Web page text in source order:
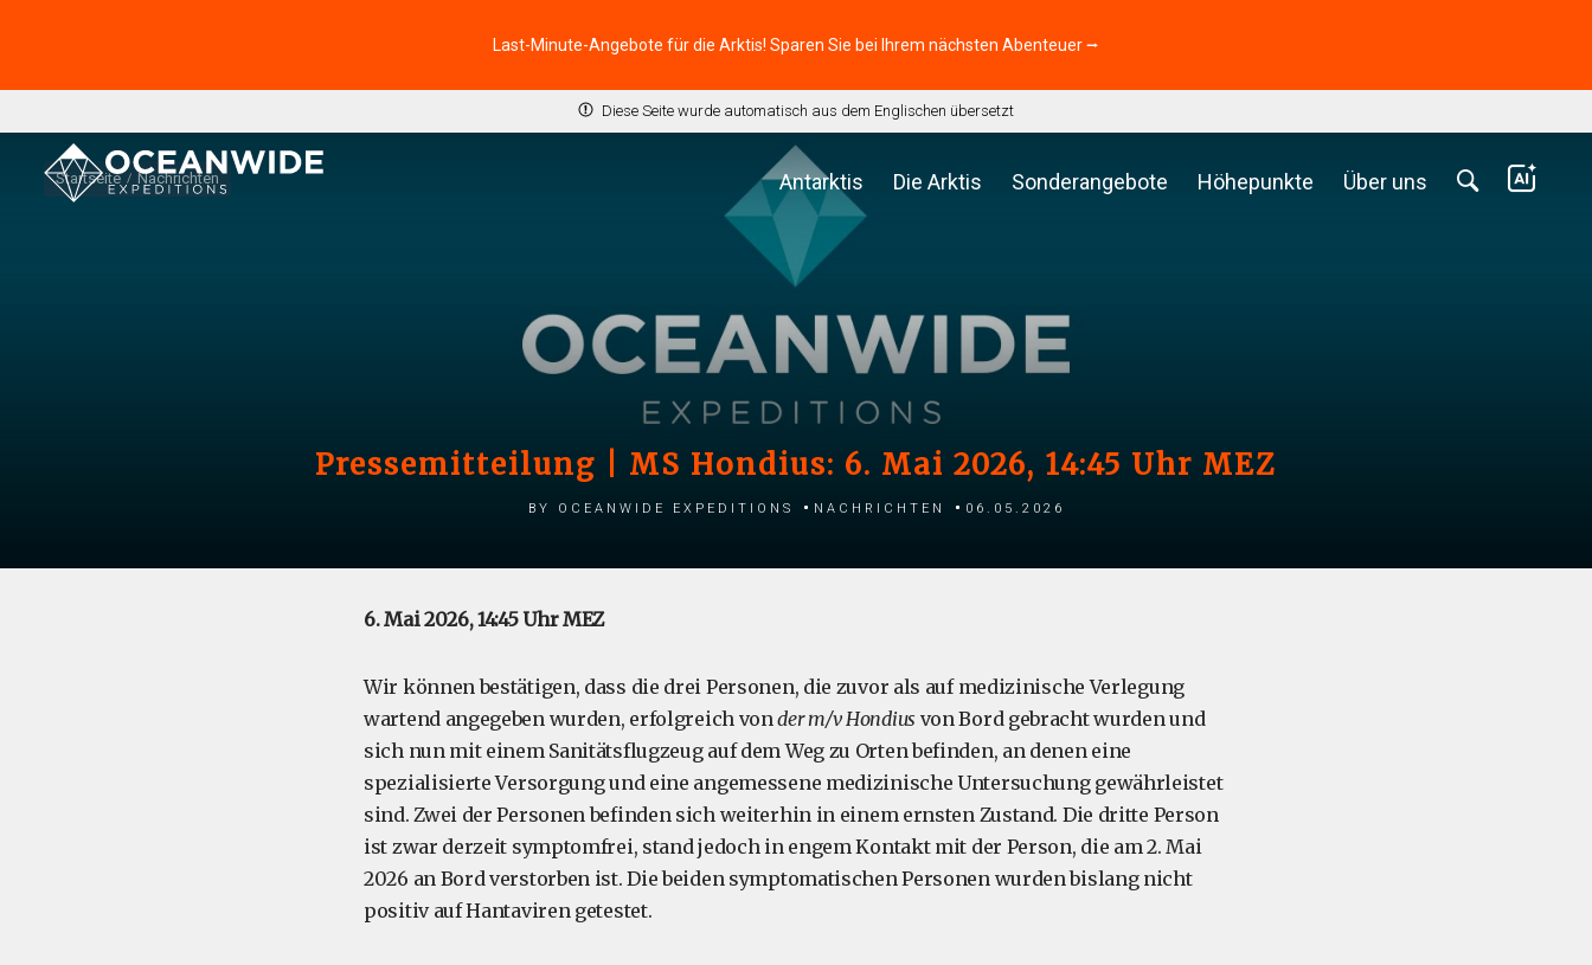
Last-Minute-Angebote für die Arktis! Sparen Sie bei Ihrem nächsten Abenteuer ⭢
Diese Seite wurde automatisch aus dem Englischen übersetzt
Antarktis Die Arktis Sonderangebote Höhepunkte Über uns
Startseite Nachrichten
Pressemitteilung | MS Hondius: 6. Mai 2026, 14:45 Uhr MEZ
by Oceanwide Expeditions Nachrichten 06.05.2026
6. Mai 2026, 14:45 Uhr MEZ
Wir können bestätigen, dass die drei Personen, die zuvor als auf medizinische Verlegung
wartend angegeben wurden, erfolgreich vonder m/v Hondius von Bord gebracht wurden und
sich nun mit einem Sanitätsflugzeug auf dem Weg zu Orten befinden, an denen eine
spezialisierte Versorgung und eine angemessene medizinische Untersuchung gewährleistet
sind. Zwei der Personen befinden sich weiterhin in einem ernsten Zustand. Die dritte Person
ist zwar derzeit symptomfrei, stand jedoch in engem Kontakt mit der Person, die am 2. Mai
2026 an Bord verstorben ist. Die beiden symptomatischen Personen wurden bislang nicht
positiv auf Hantaviren getestet.